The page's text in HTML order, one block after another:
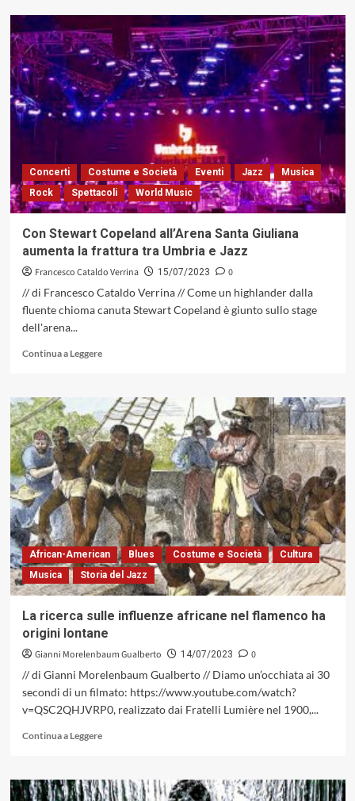
su
Umbria
Jazz
2023:
Paolo
Conte,
all’Arena
Santa
Giuliana…
sotto
le
stelle
cadenti
del
Concerti Costume e Società Eventi Jazz
Musica
Rock
Spettacoli World Music
Con Stewart Copeland all’Arena Santa Giuliana
aumenta la frattura tra Umbria e Jazz
Francesco Cataldo Verrina 15/07/2023
0
// di Francesco Cataldo Verrina // Come un highlander dalla
fluente chioma canuta Stewart Copeland è giunto sullo stage
dell'arena...
Continua a LeggereLeggi
Con
Stewart
Copeland
all’Arena
Santa
Giuliana
aumenta
la
frattura
tra
Umbria
e
Jazz
African-American Blues Costume e Società
Cultura
Musica
Storia del Jazz
La ricerca sulle influenze africane nel flamenco ha
origini lontane
Gianni Morelenbaum Gualberto 14/07/2023
0
// di Gianni Morelenbaum Gualberto // Diamo un’occhiata ai 30
secondi di un filmato: https://www.youtube.com/watch?
v=QSC2QHJVRP0, realizzato dai Fratelli Lumière nel 1900,...
Continua a LeggereLeggi
su
La